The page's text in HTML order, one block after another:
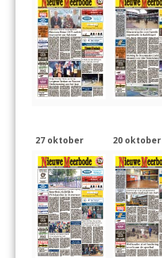
27 oktober 20 oktober